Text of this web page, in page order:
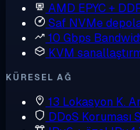
AMD EPYC +
Saf NVMe
10 Gbps
KVM
KÜRESEL AĞ
13 Lokasyon K.
DDoS Koruması